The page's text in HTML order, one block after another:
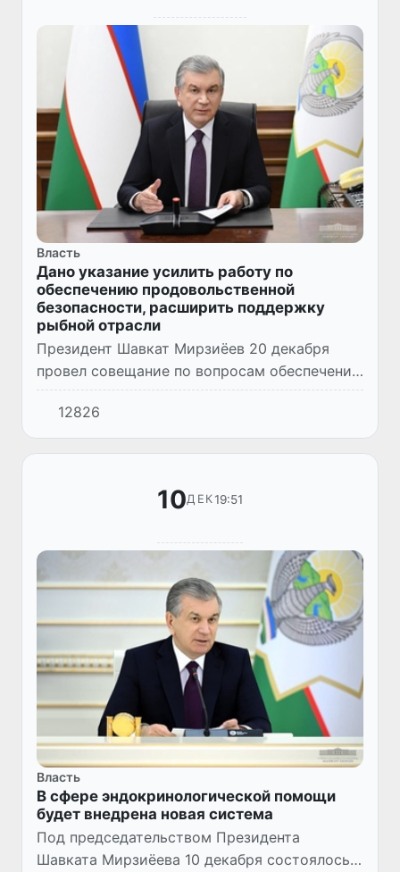
Власть
Дано указание усилить работу по
обеспечению продовольственной
безопасности, расширить поддержку
рыбной отрасли
Президент Шавкат Мирзиёев 20 декабря
провел совещание по вопросам обеспечения
продовольственной безопасности, в том
числе через развитие одной из важных
отраслей – рыбоводства, по...
12826
10ДЕК19:51
Власть
В сфере эндокринологической помощи
будет внедрена новая система
Под председательством Президента
Шавката Мирзиёева 10 декабря состоялось